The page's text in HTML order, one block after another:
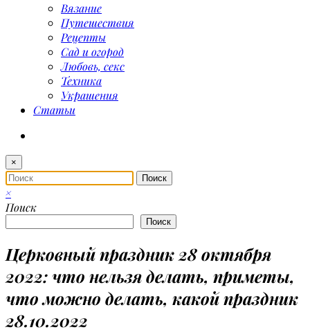
Вязание
Путешествия
Рецепты
Сад и огород
Любовь, секс
Техника
Украшения
Статьи
×
×
Поиск
Поиск
Церковный праздник 28 октября
2022: что нельзя делать, приметы,
что можно делать, какой праздник
28.10.2022